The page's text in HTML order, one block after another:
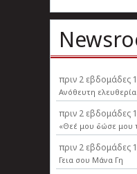
πριν 2 εβδομάδες
Ανόθευτη ελευθερία
πριν 2 εβδομάδες
«Θεέ μου δώσε μου
πριν 2 εβδομάδες
Γεια σου Μάνα Γη